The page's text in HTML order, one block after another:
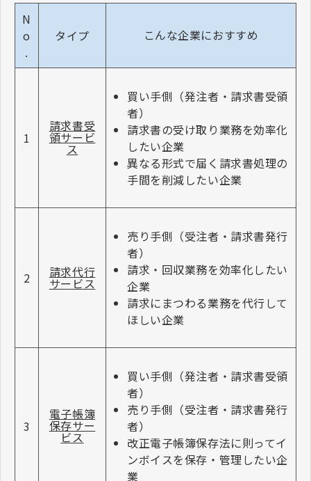
N
o
.
タイプ こんな企業におすすめ
1
請求書受
領サービ
ス
買い手側（発注者・請求書受領
者）
請求書の受け取り業務を効率化
したい企業
異なる形式で届く請求書処理の
手間を削減したい企業
2 請求代行
サービス
売り手側（受注者・請求書発行
者）
請求・回収業務を効率化したい
企業
請求にまつわる業務を代行して
ほしい企業
3
電子帳簿
保存サー
ビス
買い手側（発注者・請求書受領
者）
売り手側（受注者・請求書発行
者）
改正電子帳簿保存法に則ってイ
ンボイスを保存・管理したい企
業